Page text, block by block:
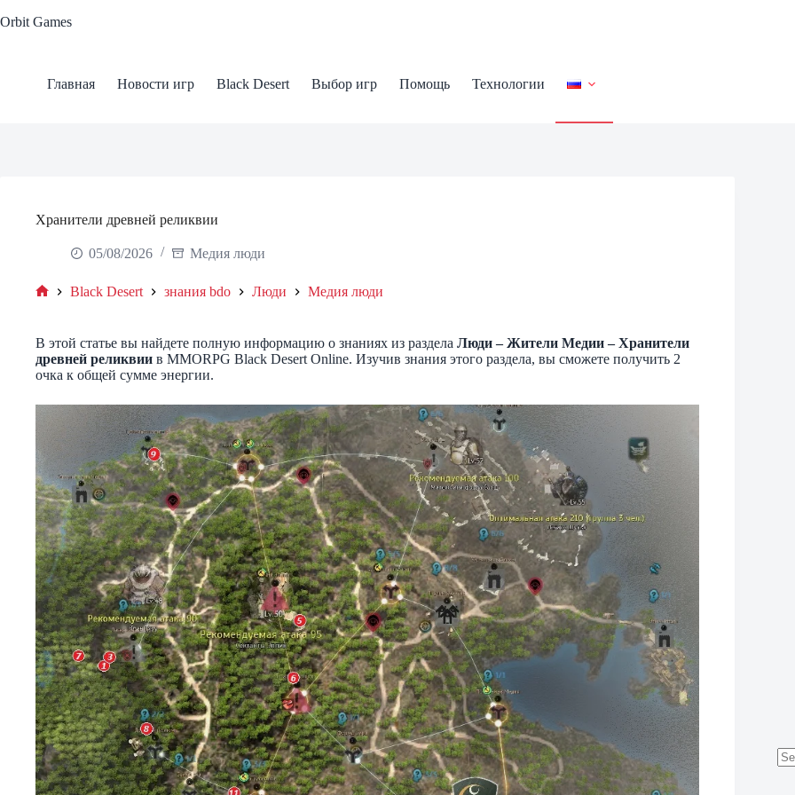
to
Orbit Games
Главная Новости игр Black Desert Выбор игр Помощь Технологии
Хранители древней реликвии
05/08/2026 Медия люди
Black Desert знания bdo Люди Медия люди
В этой статье вы найдете полную информацию о знаниях из раздела Люди – Жители Медии – Хранители
древней реликвии в MMORPG Black Desert Online. Изучив знания этого раздела, вы сможете получить 2
очка к общей сумме энергии.